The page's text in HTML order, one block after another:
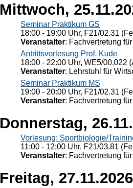
Mittwoch,
Seminar Praktikum GS
18:00 - 19:00 Uhr, F21/02.31
Veranstalter: Fachvertretung
Antrittsvorlesung Prof. Kude
18:00 - 22:00 Uhr, WE5/00.022
Veranstalter: Lehrstuhl für
Seminar Praktikum MS
19:00 - 20:00 Uhr, F21/02.31
Veranstalter: Fachvertretung
Donnerstag,
Vorlesung: Sportbiologie/
11:00 - 12:00 Uhr, F21/03.81
Veranstalter: Fachvertretung
Freitag, 27.11.2026